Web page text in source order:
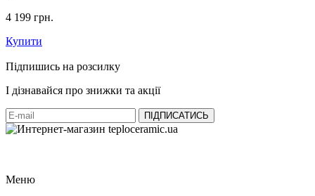
4 199 грн.
Купити
Підпишись на розсилку
І дізнавайся про знижки та акції
Меню